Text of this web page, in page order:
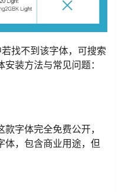
找不到该字体，可搜索
安装方法与常见问题：
字体完全免费公开，
体，包含商业用途，但